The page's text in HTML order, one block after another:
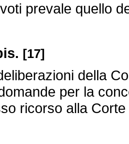
prevale quello
[17]
della
per la
ricorso alla